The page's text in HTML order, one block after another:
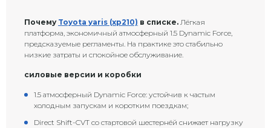
Почему Toyota yaris (xp210) в списке. Лёгкая
платформа, экономичный атмосферный 1.5 Dynamic Force,
предсказуемые регламенты. На практике это стабильно
низкие затраты и спокойное обслуживание.
силовые версии и коробки
1.5 атмосферный Dynamic Force: устойчив к частым
холодным запускам и коротким поездкам;
Direct Shift-CVT со стартовой шестернёй снижает нагрузку